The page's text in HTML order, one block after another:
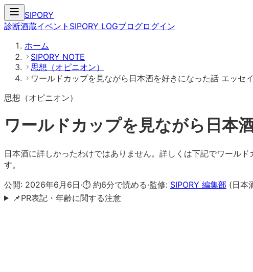
SIPORY
診断酒蔵イベント SIPORY LOGブログログイン
ホーム
SIPORY NOTE
思想（オピニオン）
ワールドカップを見ながら日本酒を好きになった話 エッセイ
思想（オピニオン）
ワールドカップを見ながら日本
日本酒に詳しかったわけではありません。詳しくは下記でワール
す。
公開: 2026年6月6日·⏱ 約6分で読める·監修: SIPORY 編集部 (日本
📌PR表記・年齢に関する注意